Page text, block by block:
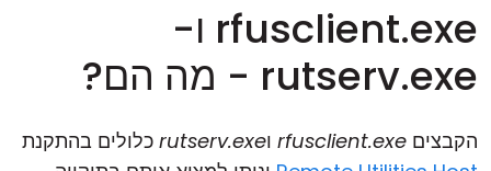
rfusclient.exe ו-
rutserv.exe - מה הם?
הקבצים rfusclient.exe וrutserv.exe כלולים בהתקנת